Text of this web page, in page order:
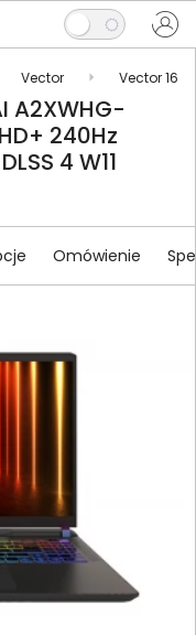
Vector Vector 16
A2XWHG-
240Hz
4 W11
Omówienie